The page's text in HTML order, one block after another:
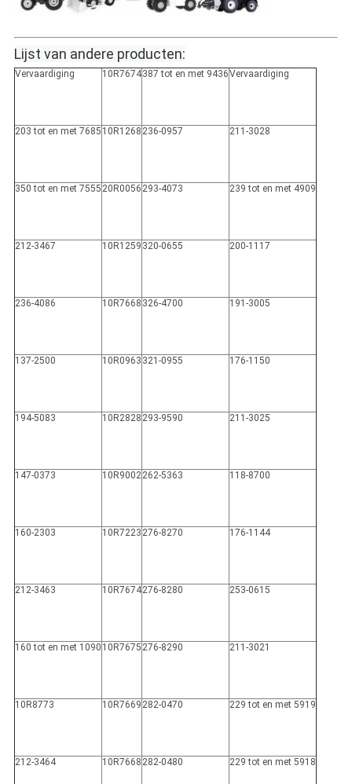
Lijst van andere producten:
Vervaardiging 10R7674387 tot en met 9436Vervaardiging
203 tot en met 7685 10R1268 236-0957 211-3028
350 tot en met 7555 20R0056 293-4073 239 tot en met 4909
212-3467 10R1259 320-0655 200-1117
236-4086 10R7668 326-4700 191-3005
137-2500 10R0963 321-0955 176-1150
194-5083 10R2828 293-9590 211-3025
147-0373 10R9002262-5363 118-8700
160-2303 10R7223 276-8270 176-1144
212-3463 10R7674276-8280 253-0615
160 tot en met 1090 10R7675 276-8290 211-3021
10R8773 10R7669 282-0470 229 tot en met 5919
212-3464 10R7668 282-0480 229 tot en met 5918